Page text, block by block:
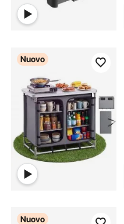
Nuovo
Nuovo